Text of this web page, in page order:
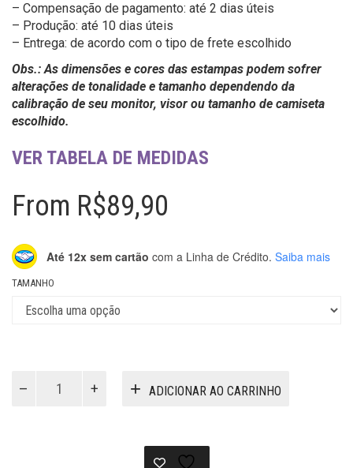
– Compensação de pagamento: até 2 dias úteis
– Produção: até 10 dias úteis
– Entrega: de acordo com o tipo de frete escolhido
Obs.: As dimensões e cores das estampas podem sofrer
alterações de tonalidade e tamanho dependendo da
calibração de seu monitor, visor ou tamanho de camiseta
escolhido.
VER TABELA DE MEDIDAS
From R$89,90
Até 12x sem cartão com a Linha de Crédito. Saiba mais
TAMANHO
ADICIONAR AO CARRINHO